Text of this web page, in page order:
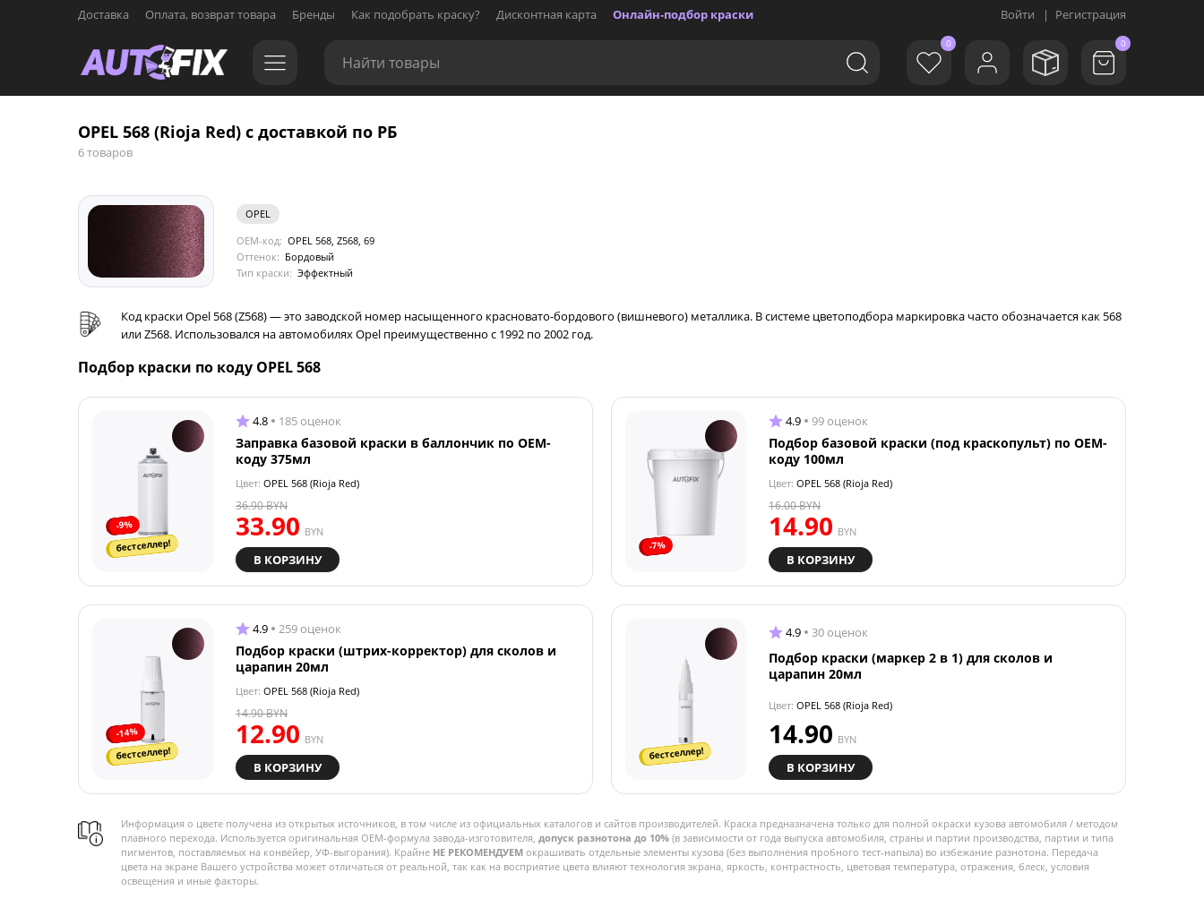
Доставка Оплата, возврат товара Бренды Как подобрать краску? Дисконтная карта Онлайн-подбор краски Войти | Регистрация
0 0
OPEL 568 (Rioja Red) с доставкой по РБ
6 товаров
OPEL
OEM-код: OPEL 568, Z568, 69
Оттенок: Бордовый
Тип краски: Эффектный
Код краски Opel 568 (Z568) — это заводской номер насыщенного красновато-бордового (вишневого) металлика. В системе цветоподбора маркировка часто обозначается как 568
или Z568. Использовался на автомобилях Opel преимущественно с 1992 по 2002 год.
Подбор краски по коду OPEL 568
-9%
бестселлер!
4.8 185 оценок
Заправка базовой краски в баллончик по OEM-
коду 375мл
Цвет: OPEL 568 (Rioja Red)
33.90 BYN
36.90BYN
В КОРЗИНУ
-7%
4.9 99 оценок
Подбор базовой краски (под краскопульт) по OEM-
коду 100мл
Цвет: OPEL 568 (Rioja Red)
14.90 BYN
16.00BYN
В КОРЗИНУ
-14%
бестселлер!
4.9 259 оценок
Подбор краски (штрих-корректор) для сколов и
царапин 20мл
Цвет: OPEL 568 (Rioja Red)
12.90 BYN
14.90BYN
В КОРЗИНУ
бестселлер!
4.9 30 оценок
Подбор краски (маркер 2 в 1) для сколов и
царапин 20мл
Цвет: OPEL 568 (Rioja Red)
14.90 BYN
В КОРЗИНУ
Информация о цвете получена из открытых источников, в том числе из официальных каталогов и сайтов производителей. Краска предназначена только для полной окраски кузова автомобиля / методом
плавного перехода. Используется оригинальная OEM-формула завода-изготовителя, допуск разнотона до 10% (в зависимости от года выпуска автомобиля, страны и партии производства, партии и типа
пигментов, поставляемых на конвейер, УФ-выгорания). Крайне НЕ РЕКОМЕНДУЕМ окрашивать отдельные элементы кузова (без выполнения пробного тест-напыла) во избежание разнотона. Передача
цвета на экране Вашего устройства может отличаться от реальной, так как на восприятие цвета влияют технология экрана, яркость, контрастность, цветовая температура, отражения, блеск, условия
освещения и иные факторы.